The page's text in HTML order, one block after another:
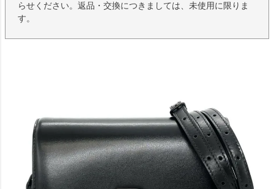
らせください。返品・交換につきましては、未使用に限りま
す。